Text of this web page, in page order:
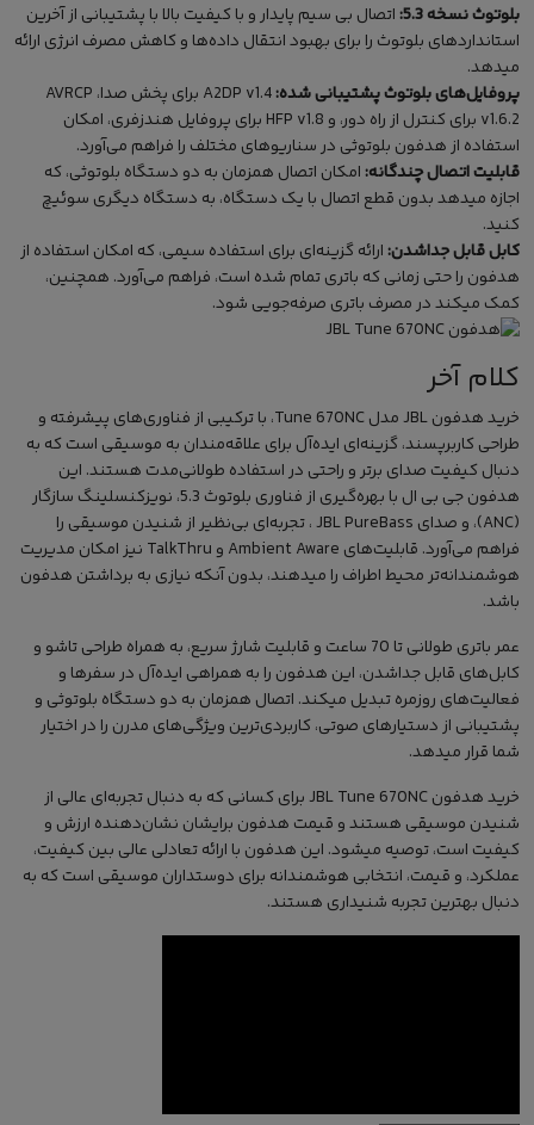
بلوتوث نسخه 5.3:
اتصال بی سیم پایدار و با کیفیت بالا با پشتیبانی از آخرین
استانداردهای بلوتوث را برای بهبود انتقال داده‌ها و کاهش مصرف انرژی ارائه
میدهد.
پروفایل‌های بلوتوث پشتیبانی شده:
A2DP v1.4 برای پخش صدا، AVRCP
v1.6.2 برای کنترل از راه دور، و HFP v1.8 برای پروفایل هندزفری، امکان
استفاده از هدفون بلوتوثی در سناریوهای مختلف را فراهم می‌آورد.
قابلیت اتصال چندگانه:امکان اتصال همزمان به دو دستگاه بلوتوثی، که
اجازه میدهد بدون قطع اتصال با یک دستگاه، به دستگاه دیگری سوئیچ
کنید.
کابل قابل جداشدن:ارائه گزینه‌ای برای استفاده سیمی، که امکان استفاده از
هدفون را حتی زمانی که باتری تمام شده است، فراهم می‌آورد. همچنین،
کمک میکند در مصرف باتری صرفه‌جویی شود.
کلام آخر
خرید هدفون JBL مدل Tune 670NC، با ترکیبی از فناوری‌های پیشرفته و
طراحی کاربرپسند، گزینه‌ای ایده‌آل برای علاقه‌مندان به موسیقی است که به
دنبال کیفیت صدای برتر و راحتی در استفاده طولانی‌مدت هستند. این
هدفون جی بی ال با بهره‌گیری از فناوری بلوتوث 5.3، نویزکنسلینگ سازگار
(ANC)، و صدای JBL PureBass ، تجربه‌ای بی‌نظیر از شنیدن موسیقی را
فراهم می‌آورد. قابلیت‌های Ambient Aware و TalkThru نیز امکان مدیریت
هوشمندانه‌تر محیط اطراف را میدهند، بدون آنکه نیازی به برداشتن هدفون
باشد.
عمر باتری طولانی تا 70 ساعت و قابلیت شارژ سریع، به همراه طراحی تاشو و
کابل‌های قابل جداشدن، این هدفون را به همراهی ایده‌آل در سفرها و
فعالیت‌های روزمره تبدیل میکند. اتصال همزمان به دو دستگاه بلوتوثی و
پشتیبانی از دستیارهای صوتی، کاربردی‌ترین ویژگی‌های مدرن را در اختیار
شما قرار میدهد.
خرید هدفون
JBL Tune 670NC برای کسانی که به دنبال تجربه‌ای عالی از
شنیدن موسیقی هستند و قیمت هدفون برایشان نشان‌دهنده ارزش و
کیفیت است، توصیه میشود. این هدفون با ارائه تعادلی عالی بین کیفیت،
عملکرد، و قیمت، انتخابی هوشمندانه برای دوستداران موسیقی است که به
دنبال بهترین تجربه شنیداری هستند.